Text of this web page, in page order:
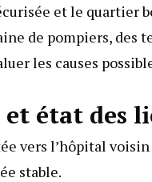
et le quartier
de pompiers, des
les causes
et état des
vers l’hôpital
stable.